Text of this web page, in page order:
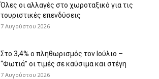
Όλες οι αλλαγές στο χωροταξικό για τις
τουριστικές επενδύσεις
7 Αυγούστου 2026
Στο 3,4% ο πληθωρισμός τον Ιούλιο –
“Φωτιά” οι τιμές σε καύσιμα και στέγη
7 Αυγούστου 2026